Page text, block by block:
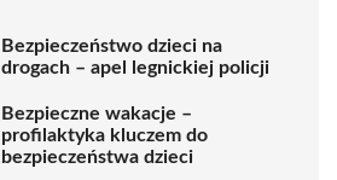
Bezpieczeństwo dzieci na
drogach – apel legnickiej policji
Bezpieczne wakacje –
profilaktyka kluczem do
bezpieczeństwa dzieci